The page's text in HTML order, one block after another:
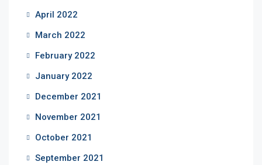
April 2022
March 2022
February 2022
January 2022
December 2021
November 2021
October 2021
September 2021